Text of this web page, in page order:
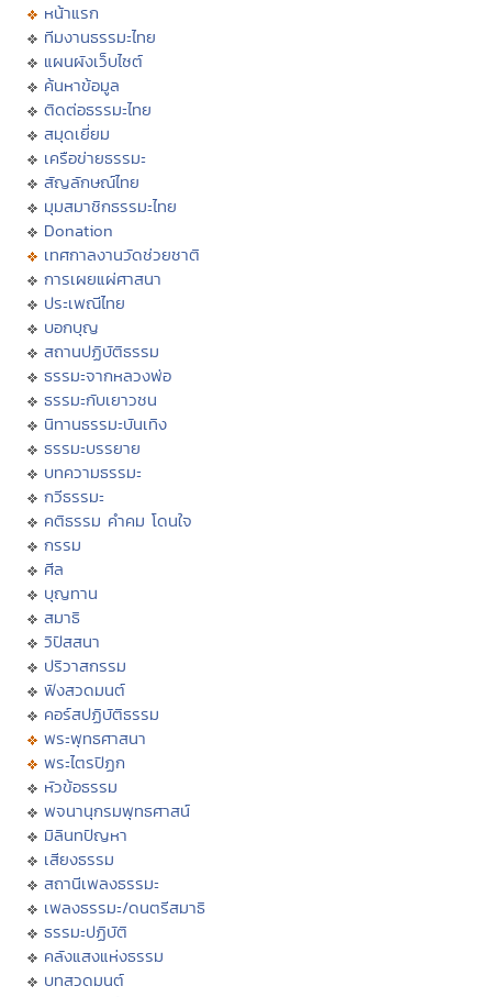
หน้าแรก
ทีมงานธรรมะไทย
แผนผังเว็บไซต์
ค้นหาข้อมูล
ติดต่อธรรมะไทย
สมุดเยี่ยม
เครือข่ายธรรมะ
สัญลักษณ์ไทย
มุมสมาชิกธรรมะไทย
Donation
เทศกาลงานวัดช่วยชาติ
การเผยแผ่ศาสนา
ประเพณีไทย
บอกบุญ
สถานปฏิบัติธรรม
ธรรมะจากหลวงพ่อ
ธรรมะกับเยาวชน
นิทานธรรมะบันเทิง
ธรรมะบรรยาย
บทความธรรมะ
กวีธรรมะ
คติธรรม คำคม โดนใจ
กรรม
ศีล
บุญทาน
สมาธิ
วิปัสสนา
ปริวาสกรรม
ฟังสวดมนต์
คอร์สปฏิบัติธรรม
พระพุทธศาสนา
พระไตรปิฏก
หัวข้อธรรม
พจนานุกรมพุทธศาสน์
มิลินทปัญหา
เสียงธรรม
สถานีเพลงธรรมะ
เพลงธรรมะ/ดนตรีสมาธิ
ธรรมะปฏิบัติ
คลังแสงแห่งธรรม
บทสวดมนต์